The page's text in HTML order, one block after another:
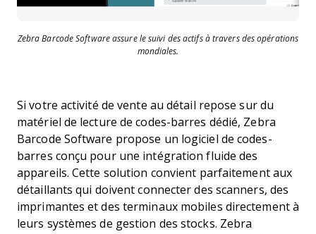
Zebra Barcode Software assure le suivi des actifs à travers des opérations
mondiales.
Si votre activité de vente au détail repose sur du
matériel de lecture de codes-barres dédié, Zebra
Barcode Software propose un logiciel de codes-
barres conçu pour une intégration fluide des
appareils. Cette solution convient parfaitement aux
détaillants qui doivent connecter des scanners, des
imprimantes et des terminaux mobiles directement à
leurs systèmes de gestion des stocks. Zebra